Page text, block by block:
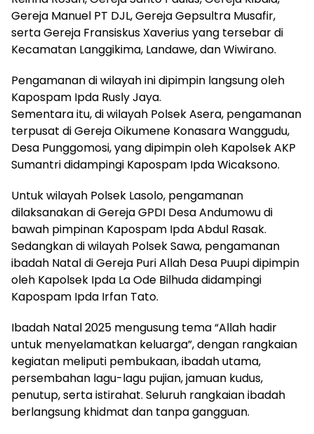
Gereja Manuel PT DJL, Gereja Gepsultra Musafir,
serta Gereja Fransiskus Xaverius yang tersebar di
Kecamatan Langgikima, Landawe, dan Wiwirano.
Pengamanan di wilayah ini dipimpin langsung oleh
Kapospam Ipda Rusly Jaya.
Sementara itu, di wilayah Polsek Asera, pengamanan
terpusat di Gereja Oikumene Konasara Wanggudu,
Desa Punggomosi, yang dipimpin oleh Kapolsek AKP
Sumantri didampingi Kapospam Ipda Wicaksono.
Untuk wilayah Polsek Lasolo, pengamanan
dilaksanakan di Gereja GPDI Desa Andumowu di
bawah pimpinan Kapospam Ipda Abdul Rasak.
Sedangkan di wilayah Polsek Sawa, pengamanan
ibadah Natal di Gereja Puri Allah Desa Puupi dipimpin
oleh Kapolsek Ipda La Ode Bilhuda didampingi
Kapospam Ipda Irfan Tato.
Ibadah Natal 2025 mengusung tema “Allah hadir
untuk menyelamatkan keluarga”, dengan rangkaian
kegiatan meliputi pembukaan, ibadah utama,
persembahan lagu-lagu pujian, jamuan kudus,
penutup, serta istirahat. Seluruh rangkaian ibadah
berlangsung khidmat dan tanpa gangguan.